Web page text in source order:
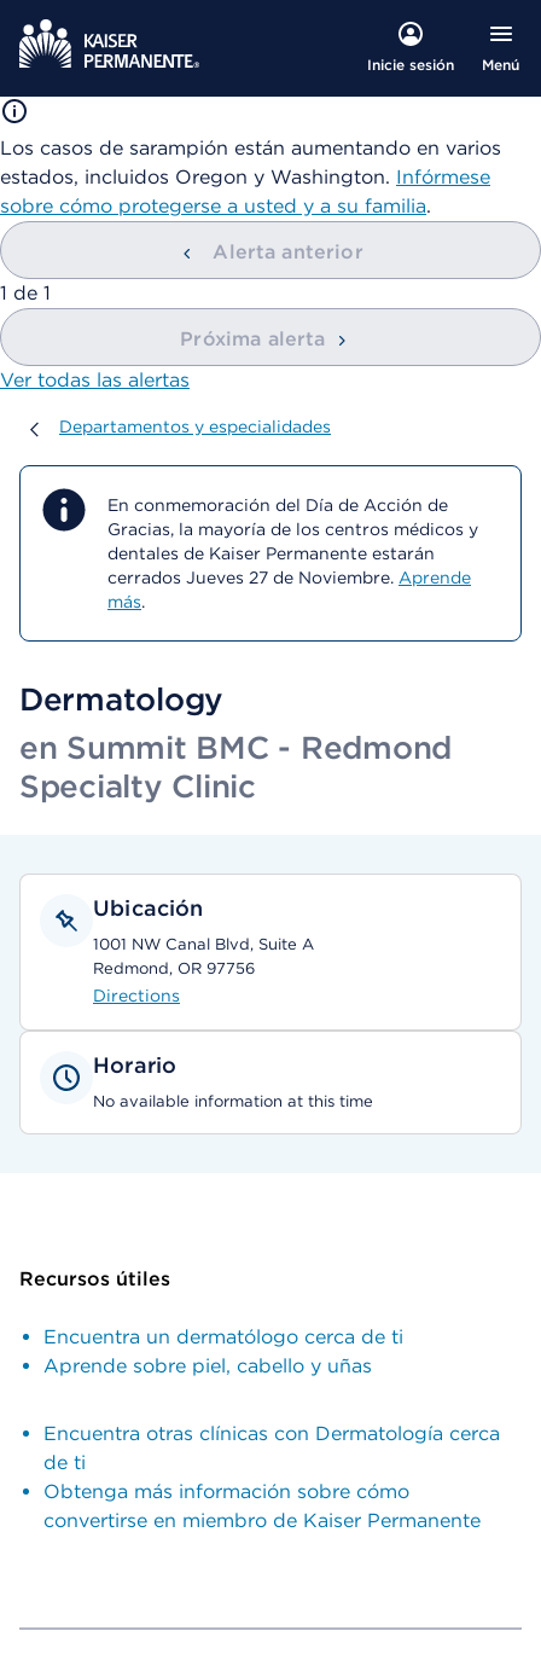
Inicie sesión Menú
Los casos de sarampión están aumentando en varios
estados, incluidos Oregon y Washington. Infórmese
sobre cómo protegerse a usted y a su familia.
Alerta anterior
mostrando
1 de 1
Próxima alerta
Ver todas las alertas
Departamentos y especialidades
Departamentos y especialidades
En conmemoración del Día de Acción de
Gracias, la mayoría de los centros médicos y
dentales de Kaiser Permanente estarán
cerrados Jueves 27 de Noviembre. Aprende
más.
Dermatology
en Summit BMC - Redmond
Specialty Clinic
Ubicación
1001 NW Canal Blvd, Suite A
Redmond, OR 97756
Directions
Horario
No available information at this time
Recursos útiles
Encuentra un dermatólogo cerca de ti
Aprende sobre piel, cabello y uñas
Encuentra otras clínicas con Dermatología cerca
de ti
Obtenga más información sobre cómo
convertirse en miembro de Kaiser Permanente